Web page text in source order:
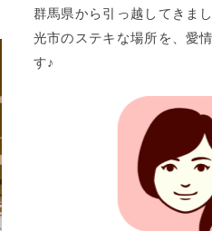
群馬県から引っ越してきま
光市のステキな場所を、愛
す♪